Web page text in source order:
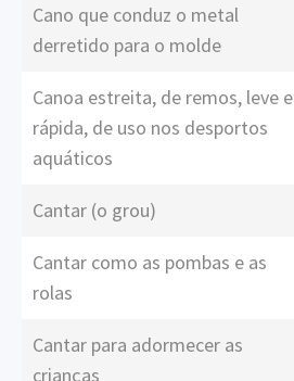
Cano que conduz o metal
derretido para o molde
Canoa estreita, de remos, leve e
rápida, de uso nos desportos
aquáticos
Cantar (o grou)
Cantar como as pombas e as
rolas
Cantar para adormecer as
crianças